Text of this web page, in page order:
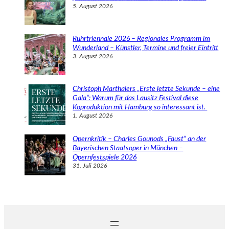
5. August 2026
Ruhrtriennale 2026 – Regionales Programm im
Wunderland – Künstler, Termine und freier Eintritt
3. August 2026
Christoph Marthalers „Erste letzte Sekunde – eine
Gala“: Warum für das Lausitz Festival diese
Koproduktion mit Hamburg so interessant ist.
1. August 2026
Opernkritik – Charles Gounods „Faust“ an der
Bayerischen Staatsoper in München –
Opernfestspiele 2026
31. Juli 2026